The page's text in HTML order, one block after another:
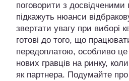
поговорити з досвідченими
підкажуть нюанси
звертати увагу при виборі
готові до того, що
передоплатою, особливо це
нових гравців на ринку,
як партнера. Подумайте про